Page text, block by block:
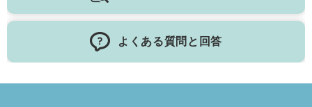
よくある質問と回答